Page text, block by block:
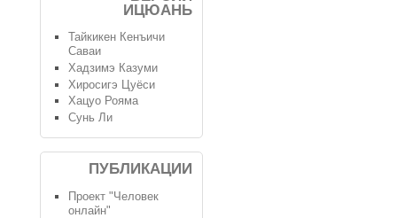
ИЦЮАНЬ
Тайкикен Кенъичи
Саваи
Хадзимэ Казуми
Хиросигэ Цуёси
Хацуо Рояма
Сунь Ли
ПУБЛИКАЦИИ
Проект "Человек
онлайн"